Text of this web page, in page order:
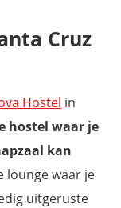
Cruz
Hostel in
hostel waar je
kan
lounge waar je
uitgeruste